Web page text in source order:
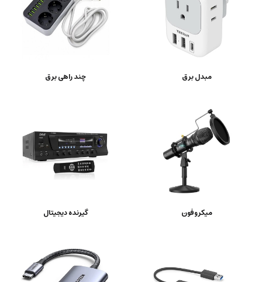
مبدل برق چند راهی برق
میکروفون گیرنده دیجیتال